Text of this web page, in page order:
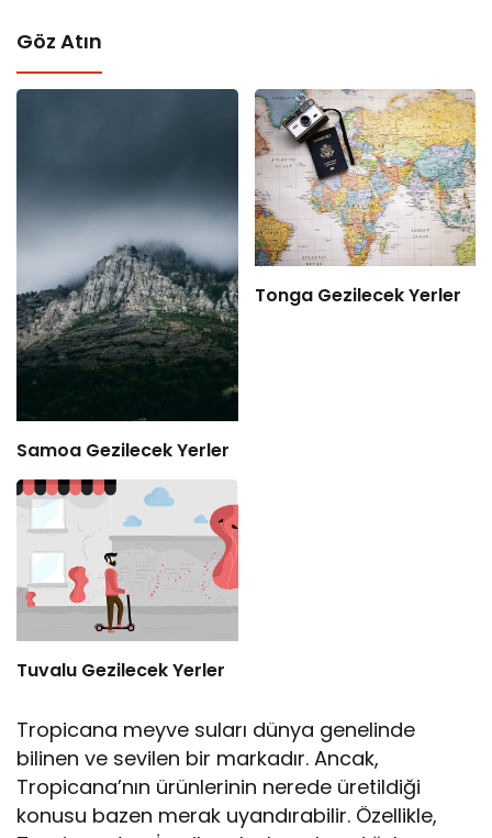
Göz Atın
Samoa Gezilecek Yerler
Tonga Gezilecek Yerler
Tuvalu Gezilecek Yerler
Tropicana meyve suları dünya genelinde
bilinen ve sevilen bir markadır. Ancak,
Tropicana’nın ürünlerinin nerede üretildiği
konusu bazen merak uyandırabilir. Özellikle,